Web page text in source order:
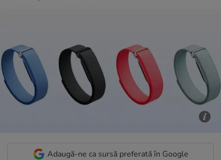
Adaugă-ne ca sursă preferată în Google